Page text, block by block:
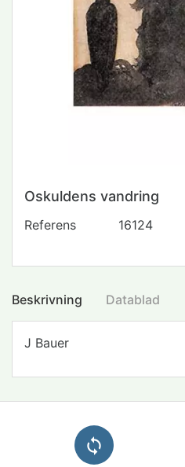
Oskuldens vandring
Referens 16124
Beskrivning Datablad
J Bauer
loop